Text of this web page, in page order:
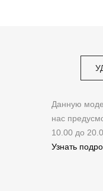
Данную
нас
10.00 до
Узнать